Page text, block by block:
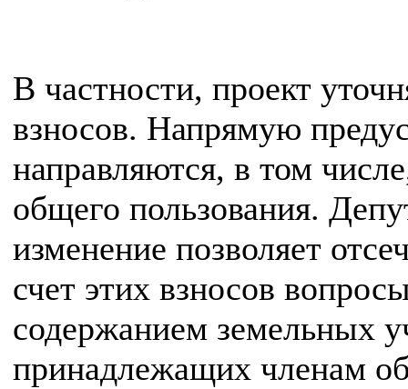
В частности, проект
взносов. Напрямую
направляются, в том
общего пользования.
изменение позволяет
счет этих взносов
содержанием земельных
принадлежащих членам